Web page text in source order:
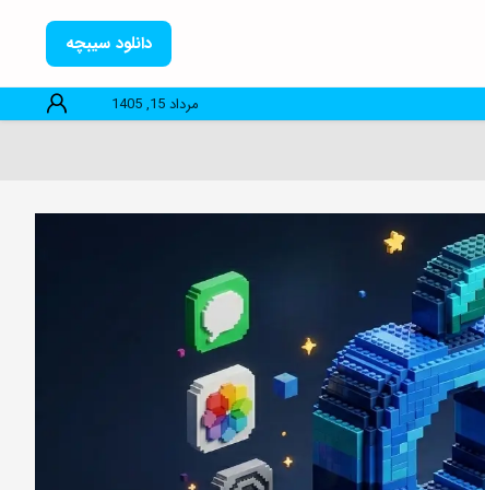
دانلود سیبچه
مرداد 15, 1405